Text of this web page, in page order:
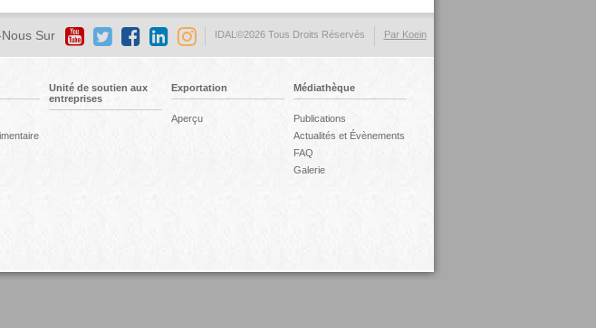
Par Koein
IDAL©2026 Tous Droits Réservés
Sur
Unité de soutien aux
entreprises
Exportation
Aperçu
Médiathèque
Publications
Actualités et Évènements
FAQ
Galerie